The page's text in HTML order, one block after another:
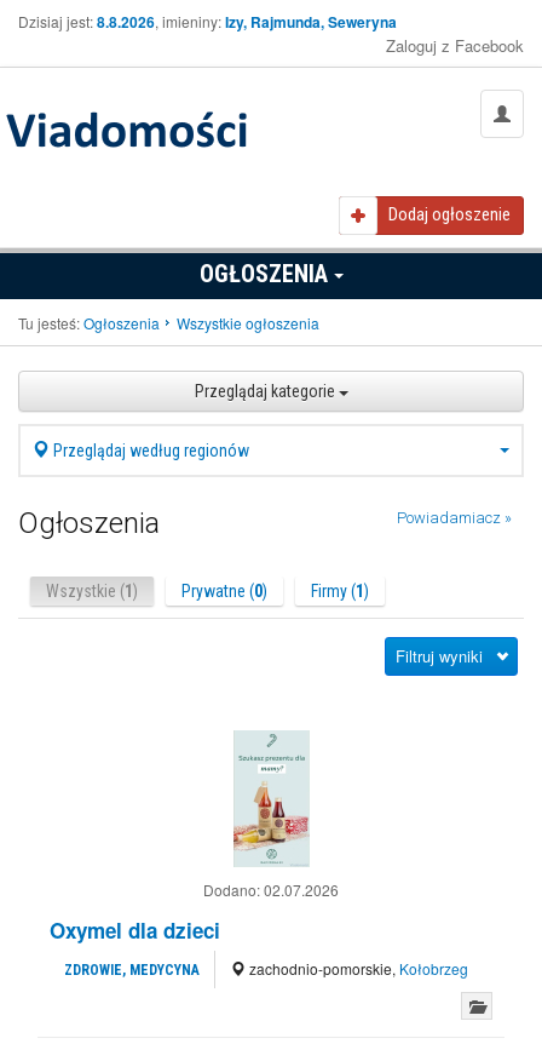
Dzisiaj jest:8.8.2026, imieniny:Izy, Rajmunda, Seweryna
Zaloguj z Facebook
Dodaj ogłoszenie
OGŁOSZENIA
Tu jesteś:Ogłoszenia Wszystkie ogłoszenia
Przeglądaj kategorie
Przeglądaj według regionów
Ogłoszenia Powiadamiacz »
Wszystkie (1) Prywatne (0) Firmy (1)
Filtruj wyniki
Dodano:02.07.2026
Oxymel dla dzieci
ZDROWIE, MEDYCYNA zachodnio-pomorskie, Kołobrzeg